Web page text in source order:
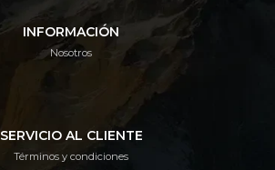
INFORMACIÓN
Nosotros
SERVICIO AL CLIENTE
Términos y condiciones